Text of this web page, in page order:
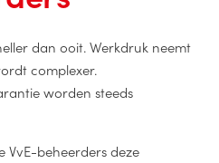
dan ooit. Werkdruk neemt
complexer.
worden steeds
VvE-beheerders deze